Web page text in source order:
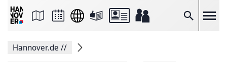
Suche
Seite
Facebook
Hannover.de //